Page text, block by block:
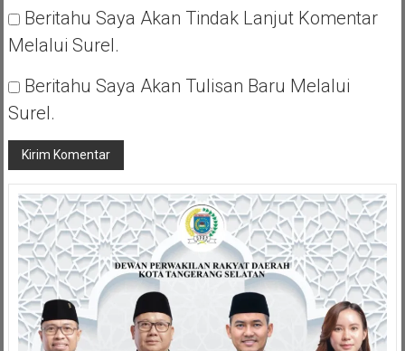
Beritahu Saya Akan Tindak Lanjut Komentar
Melalui Surel.
Beritahu Saya Akan Tulisan Baru Melalui
Surel.